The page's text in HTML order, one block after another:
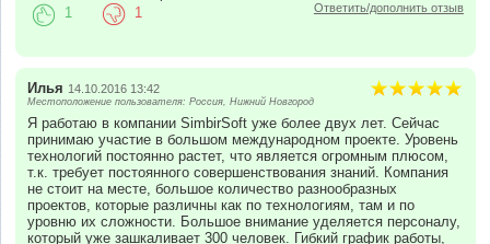
Ответить/дополнить отзыв
1 1
Илья 14.10.2016 13:42
Местоположение пользователя: Россия, Нижний Новгород
Я работаю в компании SimbirSoft уже более двух лет. Сейчас
принимаю участие в большом международном проекте. Уровень
технологий постоянно растет, что является огромным плюсом,
т.к. требует постоянного совершенствования знаний. Компания
не стоит на месте, большое количество разнообразных
проектов, которые различны как по технологиям, там и по
уровню их сложности. Большое внимание уделяется персоналу,
который уже зашкаливает 300 человек. Гибкий график работы,